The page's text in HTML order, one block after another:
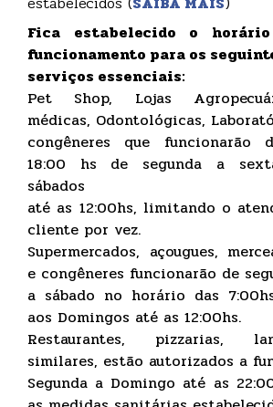
Fica estabelecido o
funcionamento para os
serviços essenciais:
Pet Shop, Lojas
médicas, Odontológicas,
congêneres que funcionarão
18:00 hs de segunda a
sábados
até as 12:00hs, limitando o
cliente por vez.
Supermercados, açougues,
e congêneres funcionarão de
a sábado no horário das
aos Domingos até as 12:00hs.
Restaurantes, pizzarias,
similares, estão autorizados a
Segunda a Domingo até as